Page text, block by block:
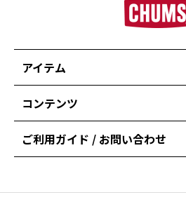
アイテム
コンテンツ
ご利用ガイド / お問い合わせ